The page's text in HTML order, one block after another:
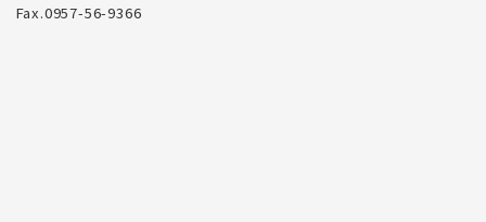
Fax.0957-56-9366